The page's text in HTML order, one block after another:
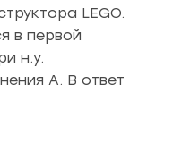
LEGO.
в первой
н.у.
A. В ответ